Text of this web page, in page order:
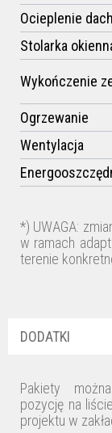
Ocieplenie
Stolarka
Wykończenie
Ogrzewanie
Wentylacja
*) UWAGA:
w ramach
terenie
DODATKI
Pakiety
pozycję na
projektu w